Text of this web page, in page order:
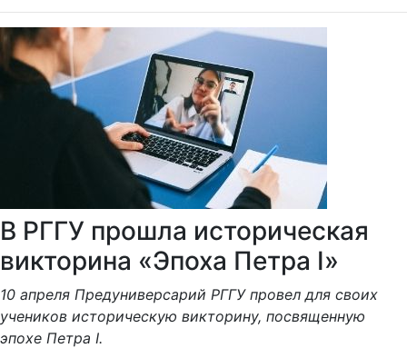
В РГГУ прошла историческая
викторина «Эпоха Петра I»
10 апреля Предуниверсарий РГГУ провел для своих
учеников историческую викторину, посвященную
эпохе Петра I.